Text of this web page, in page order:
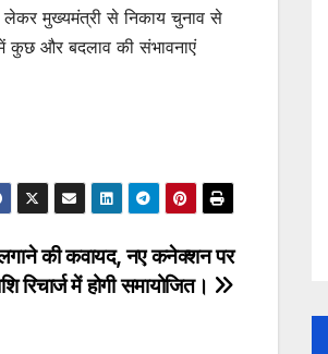
लेकर मुख्यमंत्री से निकाय चुनाव से
कुछ और बदलाव की संभावनाएं
लगाने की कवायद, नए कनेक्शन पर
रिचार्ज में होगी समायोजित।